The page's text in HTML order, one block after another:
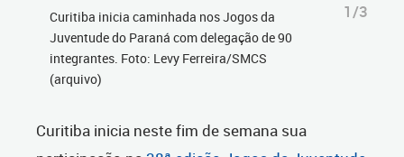
Curitiba inicia caminhada nos Jogos da
Juventude do Paraná com delegação de 90
integrantes. Foto: Levy Ferreira/SMCS
(arquivo)
1/3
Curitiba inicia neste fim de semana sua